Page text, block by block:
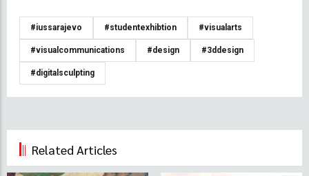
#iussarajevo #studentexhibtion #visualarts
#visualcommunications #design #3ddesign
#digitalsculpting
Related Articles